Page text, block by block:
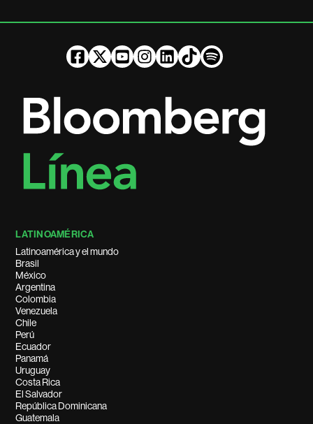
LATINOAMÉRICA
Latinoamérica y el mundo
Brasil
México
Argentina
Colombia
Venezuela
Chile
Perú
Ecuador
Panamá
Uruguay
Costa Rica
El Salvador
República Dominicana
Guatemala